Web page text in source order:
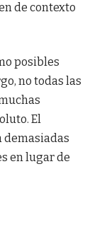
de contexto
posibles
no todas las
El
demasiadas
en lugar de